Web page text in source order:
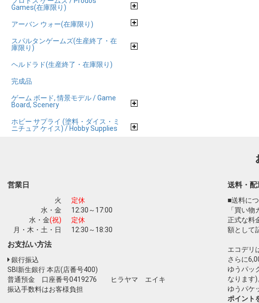
Games(在庫限り)
アーバン ウォー(在庫限り)
スパルタンゲームズ(生産終了・在
庫限り)
ヘルドラド(生産終了・在庫限り)
完成品
ゲーム ボード, 情景モデル / Game
Board, Scenery
ホビー サプライ (塗料・ダイス・ミ
ニチュア ケイス) / Hobby Supplies
営業日
火
定休
水・金
12:30～17:00
水・金(祝)
定休
月・木・土・日
12:30～18:30
お支払い方法
銀行振込
SBI新生銀行 本店(店番号400)
普通預金 口座番号0419276 ヒラヤマ エイキ
振込手数料はお客様負担
送料・配
■送料に
「買い
正式な料
額として
エコデリ
さらに
ゆうパッ
なります)
ゆうパケ
ポイント